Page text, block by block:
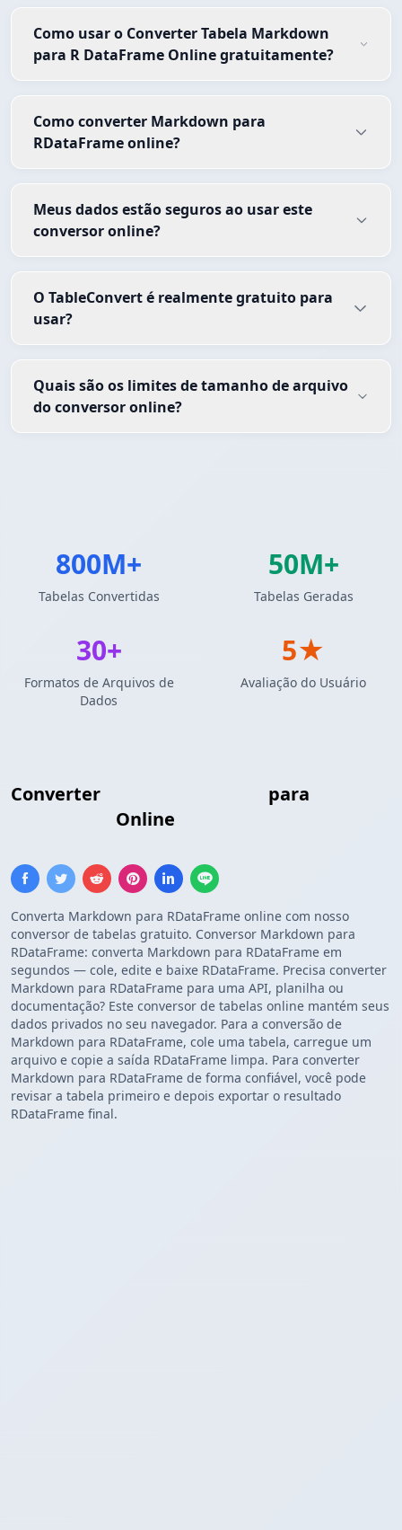
Converter para
Online
Converta Markdown para RDataFrame online com nosso
conversor de tabelas gratuito. Conversor Markdown para
RDataFrame: converta Markdown para RDataFrame em
segundos — cole, edite e baixe RDataFrame. Precisa converter
Markdown para RDataFrame para uma API, planilha ou
documentação? Este conversor de tabelas online mantém seus
dados privados no seu navegador. Para a conversão de
Markdown para RDataFrame, cole uma tabela, carregue um
arquivo e copie a saída RDataFrame limpa. Para converter
Markdown para RDataFrame de forma confiável, você pode
revisar a tabela primeiro e depois exportar o resultado
RDataFrame final.
Como usar o Converter Tabela Markdown
para R DataFrame Online gratuitamente?
Como converter Markdown para
RDataFrame online?
Meus dados estão seguros ao usar este
conversor online?
O TableConvert é realmente gratuito para
usar?
Quais são os limites de tamanho de arquivo
do conversor online?
800M+
Tabelas Convertidas
50M+
Tabelas Geradas
30+
Formatos de Arquivos de
Dados
5★
Avaliação do Usuário